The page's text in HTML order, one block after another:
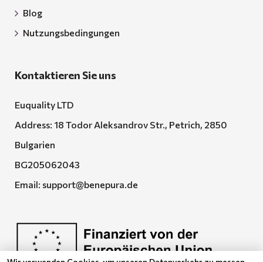
Blog
Nutzungsbedingungen
Kontaktieren Sie uns
Euquality LTD
Address: 18 Todor Aleksandrov Str., Petrich, 2850
Bulgarien
BG205062043
Email: support@benepura.de